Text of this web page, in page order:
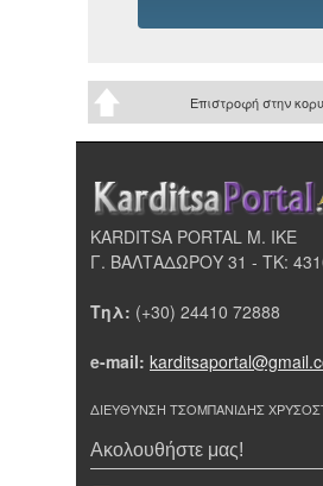
Επιστροφή στην
KARDITSA PORTAL Μ. ΙΚΕ
Γ. ΒΑΛΤΑΔΩΡΟΥ 31 - ΤΚ:
Τηλ: (+30) 24410 72888
e-mail:
ΔΙΕΥΘΥΝΣΗ ΤΣΟΜΠΑΝΙΔΗΣ
Ακολουθήστε μας!